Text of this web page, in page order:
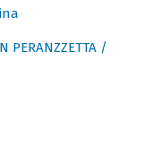
PERANZZETTA /